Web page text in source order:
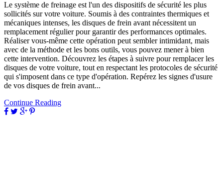
Le système de freinage est l'un des dispositifs de sécurité les plus
sollicités sur votre voiture. Soumis à des contraintes thermiques et
mécaniques intenses, les disques de frein avant nécessitent un
remplacement régulier pour garantir des performances optimales.
Réaliser vous-même cette opération peut sembler intimidant, mais
avec de la méthode et les bons outils, vous pouvez mener à bien
cette intervention. Découvrez les étapes à suivre pour remplacer les
disques de votre voiture, tout en respectant les protocoles de sécurité
qui s'imposent dans ce type d'opération. Repérez les signes d'usure
de vos disques de frein avant...
Continue Reading